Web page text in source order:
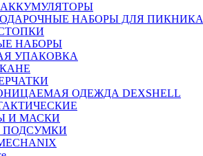
АККУМУЛЯТОРЫ
НАБОРЫ ДЛЯ ПИКНИКА
НАБОРЫ
УПАКОВКА
ОДЕЖДА DEXSHELL
И МАСКИ
ПОДСУМКИ